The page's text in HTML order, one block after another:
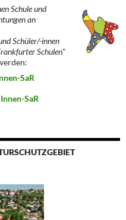
Schule und
an
Schüler/-innen
Schulen"
SaR
SaR